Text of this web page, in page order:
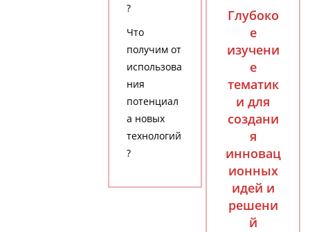
?
Что
получим от
использова
ния
потенциал
а новых
технологий
?
Глубоко
е
изучени
е
тематик
и для
создани
я
инновац
ионных
идей и
решени
й